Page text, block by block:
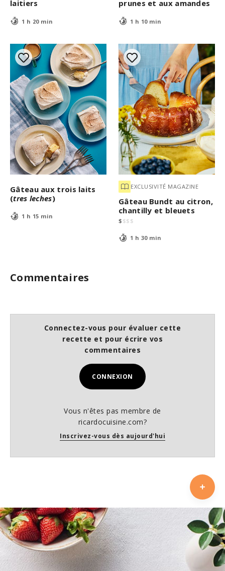
laitiers
1 h 20 min
prunes et aux amandes
1 h 10 min
Gâteau aux trois laits
(tres leches)
1 h 15 min
EXCLUSIVITÉ MAGAZINE
Gâteau Bundt au citron,
chantilly et bleuets
$ $$ $
1 h 30 min
Commentaires
Connectez-vous pour évaluer cette
recette et pour écrire vos
commentaires
CONNEXION
Vous n'êtes pas membre de
ricardocuisine.com?
Inscrivez-vous dès aujourd'hui